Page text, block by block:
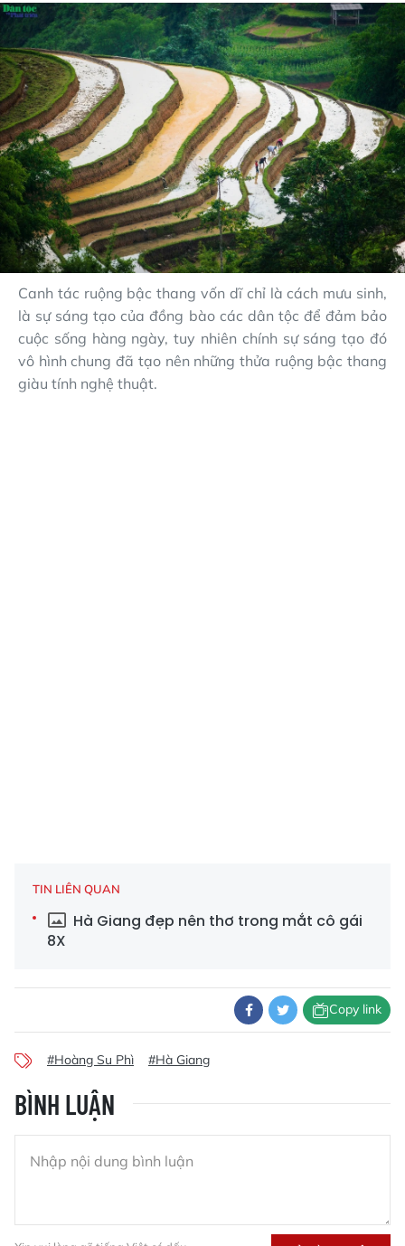
Canh tác ruộng bậc thang vốn dĩ chỉ là cách mưu sinh,
là sự sáng tạo của đồng bào các dân tộc để đảm bảo
cuộc sống hàng ngày, tuy nhiên chính sự sáng tạo đó
vô hình chung đã tạo nên những thửa ruộng bậc thang
giàu tính nghệ thuật.
TIN LIÊN QUAN
Hà Giang đẹp nên thơ trong mắt cô gái
8X
Copy link
#Hoàng Su Phì #Hà Giang
BÌNH LUẬN